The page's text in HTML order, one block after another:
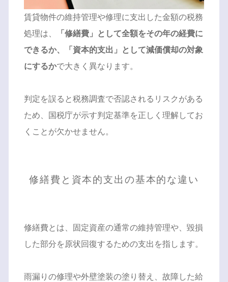
賃貸物件の維持管理や修理に支出した金額の税務
処理は、
「修繕費」として全額をその年の経費に
できるか、「資本的支出」として減価償却の対象
にするかで大きく異なります。
判定を誤ると税務調査で否認されるリスクがある
ため、国税庁が示す判定基準を正しく理解してお
くことが欠かせません。
修繕費と資本的支出の基本的な違い
修繕費とは、固定資産の通常の維持管理や、毀損
した部分を原状回復するための支出を指します。
雨漏りの修理や外壁塗装の塗り替え、故障した給